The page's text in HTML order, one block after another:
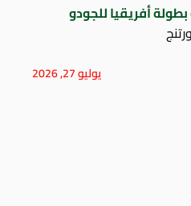
أفريقيا للجودو
يوليو 27, 2026